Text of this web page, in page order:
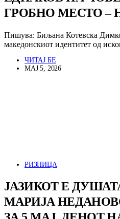
ГРОБНО МЕСТО –
Пишува: Биљана Котевска
македонскиот идентитет од
ЧИТАЈ БЕ
МАЈ 5, 2026
РИЗНИЦА
ЈАЗИКОТ Е
МАРИЈА